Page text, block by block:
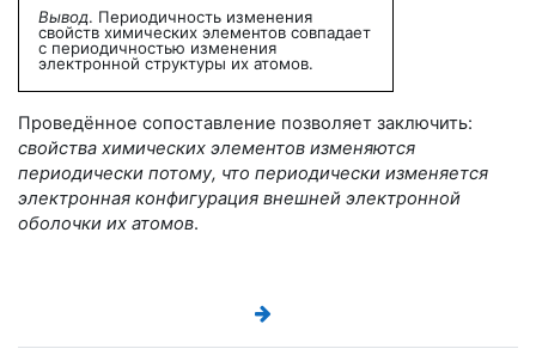
Вывод. Периодичность изменения
свойств химических элементов совпадает
с периодичностью изменения
электронной структуры их атомов.
Проведённое сопоставление позволяет заключить:
свойства химических элементов изменяются
периодически потому, что периодически изменяется
электронная конфигурация внешней электронной
оболочки их атомов.